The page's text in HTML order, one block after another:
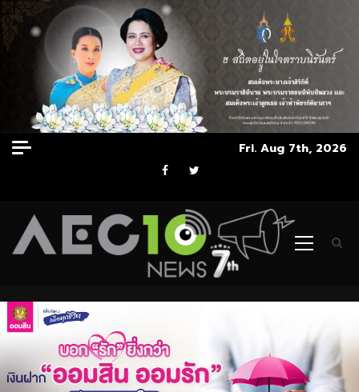
Skip
to
Fri. Aug 7th, 2026
Facebook
Twitter
Primary